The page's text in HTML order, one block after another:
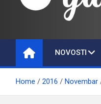
Ljubušaci
NOVOSTI
Home 2016 Novembar